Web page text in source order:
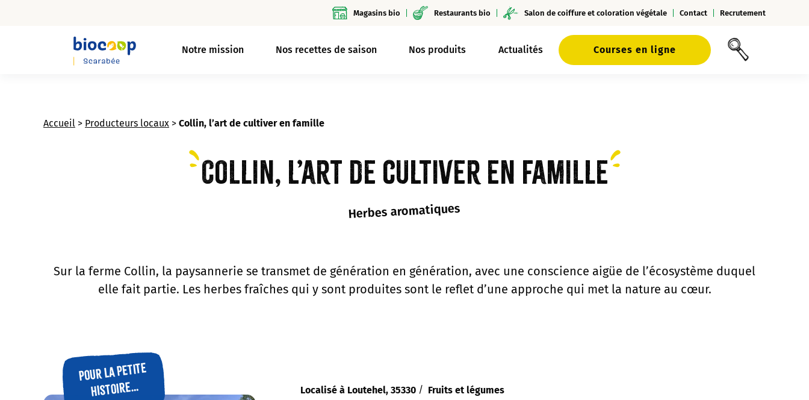
Magasins bio Restaurants bio Salon de coiffure et coloration végétale Contact Recrutement
Notre mission Nos recettes de saison Nos produits Actualités Courses en ligne
Accueil > Producteurs locaux > Collin, l’art de cultiver en famille
Collin, l’art de cultiver en famille
Herbes aromatiques
Sur la ferme Collin, la paysannerie se transmet de génération en génération, avec une conscience aigüe de l’écosystème duquel
elle fait partie. Les herbes fraîches qui y sont produites sont le reflet d’une approche qui met la nature au cœur.
Pour la petite
histoire… Localisé à Loutehel, 35330 / Fruits et légumes